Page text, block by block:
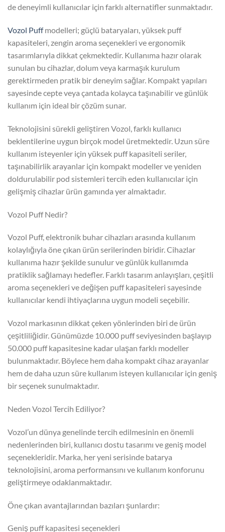
de deneyimli kullanıcılar için farklı alternatifler sunmaktadır.
Vozol Puffmodelleri; güçlü bataryaları, yüksek puff
kapasiteleri, zengin aroma seçenekleri ve ergonomik
tasarımlarıyla dikkat çekmektedir. Kullanıma hazır olarak
sunulan bu cihazlar, dolum veya karmaşık kurulum
gerektirmeden pratik bir deneyim sağlar. Kompakt yapıları
sayesinde cepte veya çantada kolayca taşınabilir ve günlük
kullanım için ideal bir çözüm sunar.
Teknolojisini sürekli geliştiren Vozol, farklı kullanıcı
beklentilerine uygun birçok model üretmektedir. Uzun süre
kullanım isteyenler için yüksek puff kapasiteli seriler,
taşınabilirlik arayanlar için kompakt modeller ve yeniden
doldurulabilir pod sistemleri tercih eden kullanıcılar için
gelişmiş cihazlar ürün gamında yer almaktadır.
Vozol Puff Nedir?
Vozol Puff, elektronik buhar cihazları arasında kullanım
kolaylığıyla öne çıkan ürün serilerinden biridir. Cihazlar
kullanıma hazır şekilde sunulur ve günlük kullanımda
pratiklik sağlamayı hedefler. Farklı tasarım anlayışları, çeşitli
aroma seçenekleri ve değişen puff kapasiteleri sayesinde
kullanıcılar kendi ihtiyaçlarına uygun modeli seçebilir.
Vozol markasının dikkat çeken yönlerinden biri de ürün
çeşitliliğidir. Günümüzde 10.000 puff seviyesinden başlayıp
50.000 puff kapasitesine kadar ulaşan farklı modeller
bulunmaktadır. Böylece hem daha kompakt cihaz arayanlar
hem de daha uzun süre kullanım isteyen kullanıcılar için geniş
bir seçenek sunulmaktadır.
Neden Vozol Tercih Ediliyor?
Vozol’un dünya genelinde tercih edilmesinin en önemli
nedenlerinden biri, kullanıcı dostu tasarımı ve geniş model
seçenekleridir. Marka, her yeni serisinde batarya
teknolojisini, aroma performansını ve kullanım konforunu
geliştirmeye odaklanmaktadır.
Öne çıkan avantajlarından bazıları şunlardır:
Geniş puff kapasitesi seçenekleri